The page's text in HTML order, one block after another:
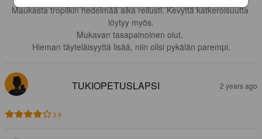
Maukasta tropiikin hedelmää aika reilusti. Kevyttä katkeroisuutta
löytyy myös.
Mukavan tasapainoinen olut.
Hieman täyteläisyyttä lisää, niin olisi pykälän parempi.
TUKIOPETUSLAPSI 2 years ago
3.9